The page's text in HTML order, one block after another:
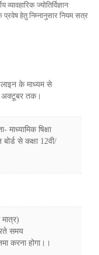
ज्योतिर्विज्ञान
प्रवेष हेतु निम्नानुसार नियम सत्र
के माध्यम से
अक्टूबर तक।
षिक्षा
से कक्षा 12वी/
समय
करना होगा।।